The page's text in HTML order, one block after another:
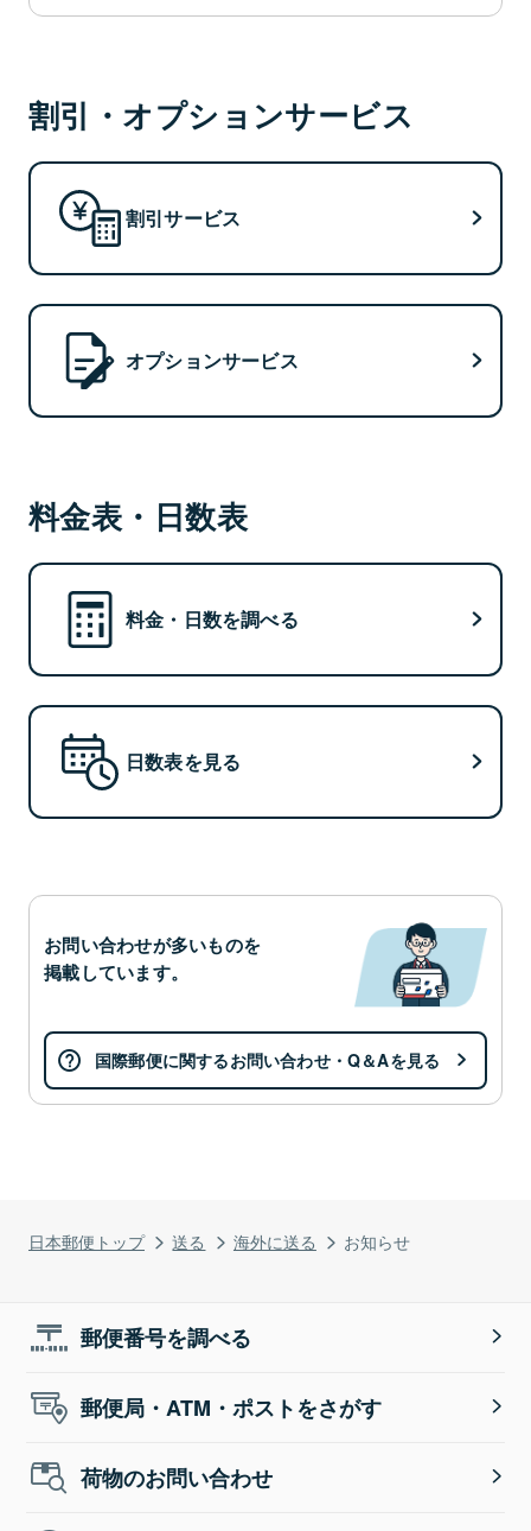
日本郵便トップ 送る 海外に送る お知らせ
割引・オプションサービス
割引サービス
オプションサービス
料金表・日数表
料金・日数を調べる
日数表を見る
お問い合わせが多いものを
掲載しています。
国際郵便に関するお問い合わせ・Q＆Aを見る
郵便番号を調べる
郵便局・ATM・ポストをさがす
荷物のお問い合わせ